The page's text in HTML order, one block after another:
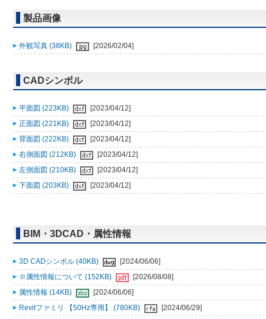
製品画像
外観写真 (38KB) [2026/02/04]
CADシンボル
平面図 (223KB)
[2023/04/12]
正面図 (221KB)
[2023/04/12]
背面図 (222KB)
[2023/04/12]
右側面図 (212KB)
[2023/04/12]
左側面図 (210KB)
[2023/04/12]
下面図 (203KB)
[2023/04/12]
BIM・3DCAD・属性情報
3D CADシンボル (40KB)
[2024/06/06]
※属性情報について (152KB)
[2026/08/08]
属性情報 (14KB)
[2024/06/06]
Revitファミリ 【50Hz専用】 (780KB)
[2024/06/29]